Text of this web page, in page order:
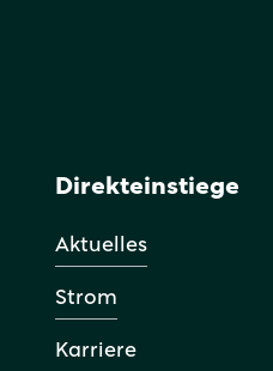
Direkteinstiege
Aktuelles
Strom
Karriere